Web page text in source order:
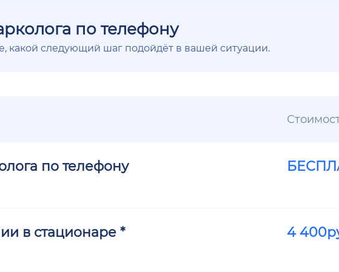
по телефону
какой следующий шаг подойдёт в вашей ситуации.
по телефону
в стационаре * 4 400